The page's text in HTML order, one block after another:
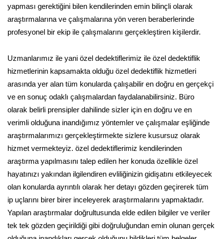
yapması gerektiğini bilen kendilerinden emin bilinçli olarak
araştırmalarına ve çalışmalarına yön veren beraberlerinde
profesyonel bir ekip ile çalışmalarını gerçekleştiren kişilerdir.
Uzmanlarımız ile yani özel dedektiflerimiz ile özel dedektiflik
hizmetlerinin kapsamakta olduğu özel dedektiflik hizmetleri
arasında yer alan tüm konularda çalışabilir en doğru en gerçekçi
ve en sonuç odaklı çalışmalardan faydalanabilirsiniz. Büro
olarak belirli prensipler dahilinde sizler için en doğru ve en
verimli olduğuna inandığımız yöntemler ve çalışmalar eşliğinde
araştırmalarımızı gerçekleştirmekte sizlere kusursuz olarak
hizmet vermekteyiz. özel dedektiflerimiz kendilerinden
araştırma yapılmasını talep edilen her konuda özellikle özel
hayatınızı yakından ilgilendiren evliliğinizin gidişatını etkileyecek
olan konularda ayrıntılı olarak her detayı gözden geçirerek tüm
ip uçlarını birer birer inceleyerek araştırmalarını yapmaktadır.
Yapılan araştırmalar doğrultusunda elde edilen bilgiler ve veriler
tek tek gözden geçirildiği gibi doğruluğundan emin olunan gerçek